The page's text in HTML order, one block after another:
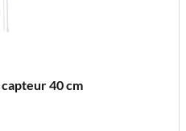
40 cm